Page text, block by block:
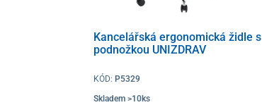
Kancelářská ergonomická židle s
podnožkou UNIZDRAV
KÓD: P5329
Skladem >10ks